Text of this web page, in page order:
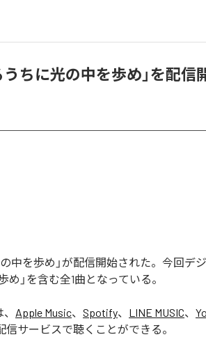
ちに光の中を歩め」を配信
中を歩め」が配信開始された。今回デ
」を含む全1曲となっている。
、 Apple Music、 Spotify、 LINE MUSIC、
信サービスで聴くことができる。